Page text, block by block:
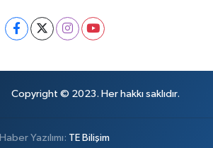
Copyright © 2023. Her hakkı saklıdır.
Haber Yazılımı: TE Bilişim